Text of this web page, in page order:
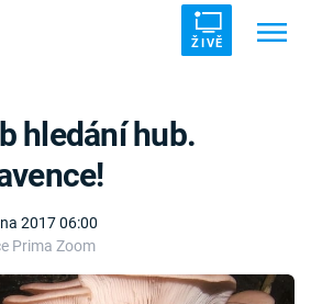
ŽIVĚ
2017 06:00
Prima Zoom
hledání hub.